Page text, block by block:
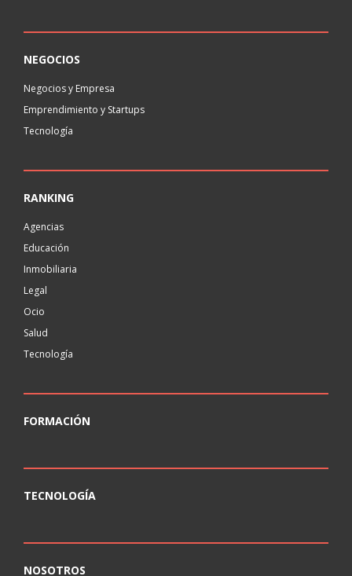
NEGOCIOS
Negocios y Empresa
Emprendimiento y Startups
Tecnología
RANKING
Agencias
Educación
Inmobiliaria
Legal
Ocio
Salud
Tecnología
FORMACIÓN
TECNOLOGÍA
NOSOTROS